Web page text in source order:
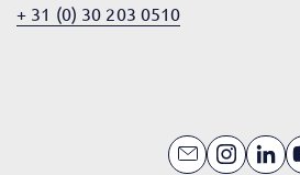
+ 31 (0) 30 203 0510